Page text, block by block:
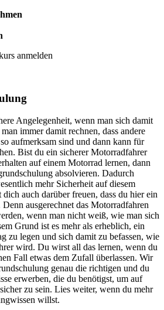
anmelden
Angelegenheit, wenn man sich damit
immer damit rechnen, dass andere
aufmerksam sind und dann kann für
Bist du ein sicherer Motorradfahrer
auf einem Motorrad lernen, dann
absolvieren. Dadurch
mehr Sicherheit auf diesem
auch darüber freuen, dass du hier ein
ausgerechnet das Motorradfahren
wenn man nicht weiß, wie man sich
Grund ist es mehr als erheblich, ein
zu legen und sich damit zu befassen, wie
wird. Du wirst all das lernen, wenn du
Fall etwas dem Zufall überlassen. Wir
genau die richtigen und du
erwerben, die du benötigst, um auf
zu sein. Lies weiter, wenn du mehr
willst.